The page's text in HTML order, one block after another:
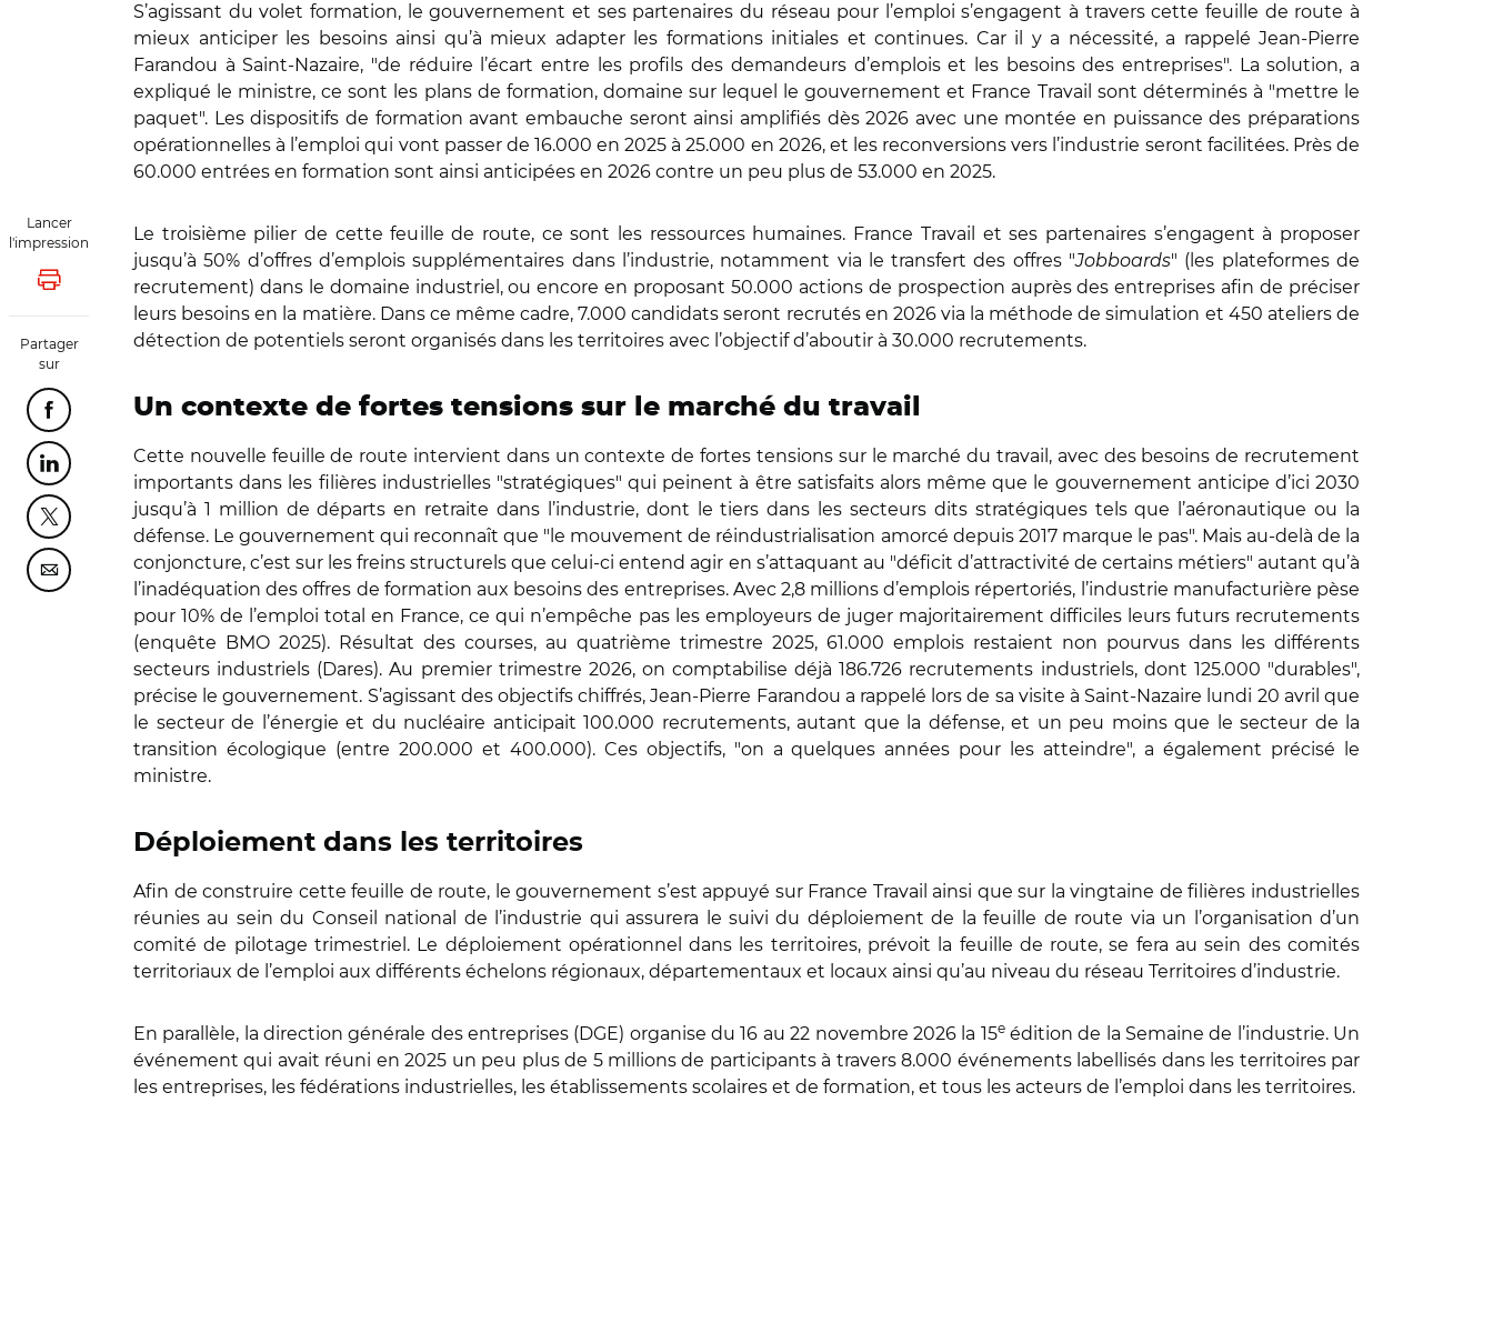
Lancer
l'impression
Lancer l'impression
Partager
sur
Partager cette page sur Facebook
Partager cette page sur Linkedin
Partager cette page sur Twitter
Partager cette page sur Courriel
S’agissant du volet formation, le gouvernement et ses partenaires du réseau pour l’emploi s’engagent à travers cette feuille de route à
mieux anticiper les besoins ainsi qu’à mieux adapter les formations initiales et continues. Car il y a nécessité, a rappelé Jean-Pierre
Farandou à Saint-Nazaire, "de réduire l’écart entre les profils des demandeurs d’emplois et les besoins des entreprises". La solution, a
expliqué le ministre, ce sont les plans de formation, domaine sur lequel le gouvernement et France Travail sont déterminés à "mettre le
paquet". Les dispositifs de formation avant embauche seront ainsi amplifiés dès 2026 avec une montée en puissance des préparations
opérationnelles à l’emploi qui vont passer de 16.000 en 2025 à 25.000 en 2026, et les reconversions vers l’industrie seront facilitées. Près de
60.000 entrées en formation sont ainsi anticipées en 2026 contre un peu plus de 53.000 en 2025.
Le troisième pilier de cette feuille de route, ce sont les ressources humaines. France Travail et ses partenaires s’engagent à proposer
jusqu’à 50% d’offres d’emplois supplémentaires dans l’industrie, notamment via le transfert des offres "Jobboards" (les plateformes de
recrutement) dans le domaine industriel, ou encore en proposant 50.000 actions de prospection auprès des entreprises afin de préciser
leurs besoins en la matière. Dans ce même cadre, 7.000 candidats seront recrutés en 2026 via la méthode de simulation et 450 ateliers de
détection de potentiels seront organisés dans les territoires avec l’objectif d’aboutir à 30.000 recrutements.
Un contexte de fortes tensions sur le marché du travail
Cette nouvelle feuille de route intervient dans un contexte de fortes tensions sur le marché du travail, avec des besoins de recrutement
importants dans les filières industrielles "stratégiques" qui peinent à être satisfaits alors même que le gouvernement anticipe d’ici 2030
jusqu’à 1 million de départs en retraite dans l’industrie, dont le tiers dans les secteurs dits stratégiques tels que l’aéronautique ou la
défense. Le gouvernement qui reconnaît que "le mouvement de réindustrialisation amorcé depuis 2017 marque le pas". Mais au-delà de la
conjoncture, c’est sur les freins structurels que celui-ci entend agir en s’attaquant au "déficit d’attractivité de certains métiers" autant qu’à
l’inadéquation des offres de formation aux besoins des entreprises. Avec 2,8 millions d’emplois répertoriés, l’industrie manufacturière pèse
pour 10% de l’emploi total en France, ce qui n’empêche pas les employeurs de juger majoritairement difficiles leurs futurs recrutements
(enquête BMO 2025). Résultat des courses, au quatrième trimestre 2025, 61.000 emplois restaient non pourvus dans les différents
secteurs industriels (Dares). Au premier trimestre 2026, on comptabilise déjà 186.726 recrutements industriels, dont 125.000 "durables",
précise le gouvernement. S’agissant des objectifs chiffrés, Jean-Pierre Farandou a rappelé lors de sa visite à Saint-Nazaire lundi 20 avril que
le secteur de l’énergie et du nucléaire anticipait 100.000 recrutements, autant que la défense, et un peu moins que le secteur de la
transition écologique (entre 200.000 et 400.000). Ces objectifs, "on a quelques années pour les atteindre", a également précisé le
ministre.
Déploiement dans les territoires
Afin de construire cette feuille de route, le gouvernement s’est appuyé sur France Travail ainsi que sur la vingtaine de filières industrielles
réunies au sein du Conseil national de l’industrie qui assurera le suivi du déploiement de la feuille de route via un l’organisation d’un
comité de pilotage trimestriel. Le déploiement opérationnel dans les territoires, prévoit la feuille de route, se fera au sein des comités
territoriaux de l’emploi aux différents échelons régionaux, départementaux et locaux ainsi qu’au niveau du réseau Territoires d’industrie.
En parallèle, la direction générale des entreprises (DGE) organise du 16 au 22 novembre 2026 la 15eédition de la Semaine de l’industrie. Un
événement qui avait réuni en 2025 un peu plus de 5 millions de participants à travers 8.000 événements labellisés dans les territoires par
les entreprises, les fédérations industrielles, les établissements scolaires et de formation, et tous les acteurs de l’emploi dans les territoires.